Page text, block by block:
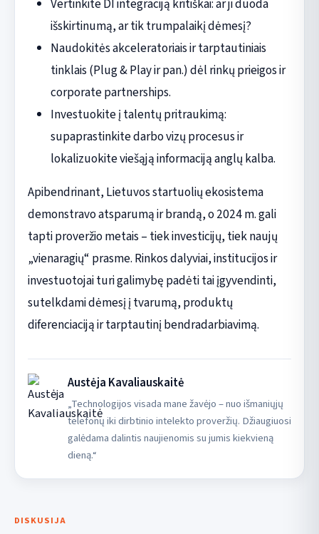
Vertinkite DI integraciją kritiškai: ar ji duoda
išskirtinumą, ar tik trumpalaikį dėmesį?
Naudokitės akceleratoriais ir tarptautiniais
tinklais (Plug & Play ir pan.) dėl rinkų prieigos ir
corporate partnerships.
Investuokite į talentų pritraukimą:
supaprastinkite darbo vizų procesus ir
lokalizuokite viešąją informaciją anglų kalba.
Apibendrinant, Lietuvos startuolių ekosistema
demonstravo atsparumą ir brandą, o 2024 m. gali
tapti proveržio metais – tiek investicijų, tiek naujų
„vienaragių“ prasme. Rinkos dalyviai, institucijos ir
investuotojai turi galimybę padėti tai įgyvendinti,
sutelkdami dėmesį į tvarumą, produktų
diferenciaciją ir tarptautinį bendradarbiavimą.
Austėja Kavaliauskaitė
„Technologijos visada mane žavėjo – nuo išmaniųjų
telefonų iki dirbtinio intelekto proveržių. Džiaugiuosi
galėdama dalintis naujienomis su jumis kiekvieną
dieną.“
DISKUSIJA